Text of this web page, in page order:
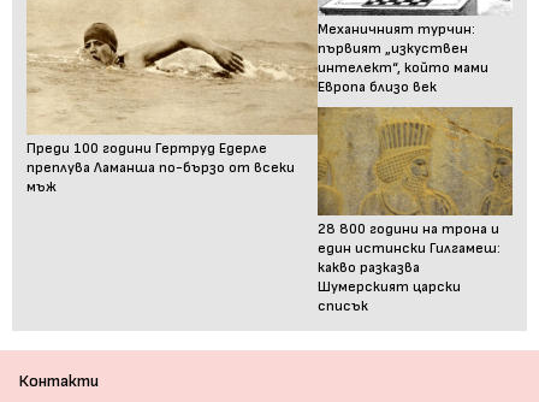
Преди 100 години Гертруд Едерле
преплува Ламанша по-бързо от всеки
мъж
Механичният турчин:
първият „изкуствен
интелект“, който мами
Европа близо век
28 800 години на трона и
един истински Гилгамеш:
какво разказва
Шумерският царски
списък
Контакти